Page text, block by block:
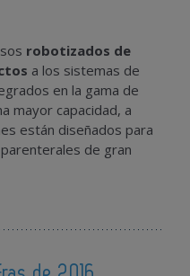
robotizados de
a los sistemas de
en la gama de
mayor capacidad, a
están diseñados para
de gran